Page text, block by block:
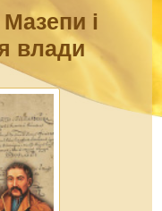
Мазепи і
влади